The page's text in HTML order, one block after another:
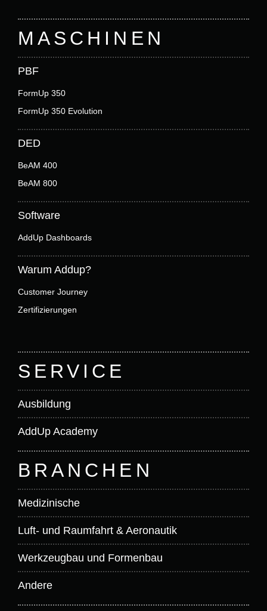
Footer
MASCHINEN
PBF
FormUp 350
FormUp 350 Evolution
DED
BeAM 400
BeAM 800
Software
AddUp Dashboards
Warum Addup?
Customer Journey
Zertifizierungen
SERVICE
Ausbildung
AddUp Academy
BRANCHEN
Medizinische
Luft- und Raumfahrt & Aeronautik
Werkzeugbau und Formenbau
Andere